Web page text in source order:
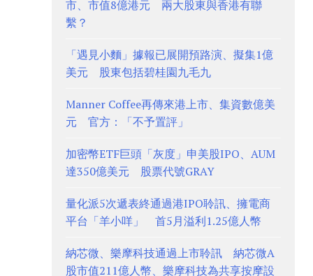
市、市值8億港元 兩大股東與香港有聯
繫？
「遇見小麵」據報已展開預路演、擬集1億
美元 股東包括碧桂園九毛九
Manner Coffee再傳來港上市、集資數億美
元 官方：「不予置評」
加密幣ETF巨頭「灰度」申美股IPO、AUM
達350億美元 股票代號GRAY
量化派5次遞表終通過港IPO聆訊、擁電商
平台「羊小咩」 首5月溢利1.25億人幣
納芯微、樂摩科技通過上市聆訊 納芯微A
股市值211億人幣、樂摩科技為共享按摩設